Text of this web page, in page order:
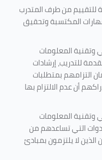
للتقييم من طرف المتدرب
المكتسبة وتحقيق
وتقنية المعلومات
للتدريب، إرشادات
التزامهم بمتطلبات
أن عدم الالتزام بها
وتقنية المعلومات
التي تساعدهم من
الذين لا يلتزمون بمبادئ